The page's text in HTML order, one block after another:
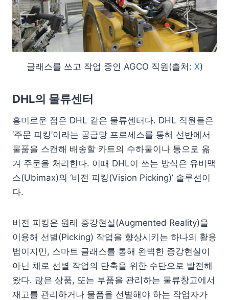
글래스를 쓰고 작업 중인 AGCO 직원(출처: X)
DHL의 물류센터
흥미로운 점은 DHL 같은 물류센터다. DHL 직원들은
‘주문 피킹’이라는 공급망 프로세스를 통해 선반에서
물품을 스캔해 배송할 카트의 수하물이나 통으로 옮
겨 주문을 처리한다. 이때 DHL이 쓰는 방식은 유비맥
스(Ubimax)의 ‘비전 피킹(Vision Picking)’ 솔루션이
다.
비전 피킹은 원래 증강현실(Augmented Reality)을
이용해 선별(Picking) 작업을 향상시키는 하나의 활용
법이지만, 스마트 글래스를 통해 완벽한 증강현실이
아닌 채로 선별 작업의 단축을 위한 수단으로 발전해
왔다. 많은 상품, 또는 부품을 관리하는 물류창고에서
재고를 관리하거나 물품을 선별해야 하는 작업자가